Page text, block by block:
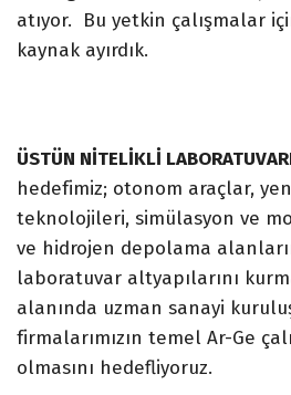
atıyor. Bu yetkin çalışmalar
kaynak ayırdık.
ÜSTÜN NİTELİKLİ
hedefimiz; otonom araçlar,
teknolojileri, simülasyon ve
ve hidrojen depolama
laboratuvar altyapılarını
alanında uzman sanayi
firmalarımızın temel Ar-Ge
olmasını hedefliyoruz.